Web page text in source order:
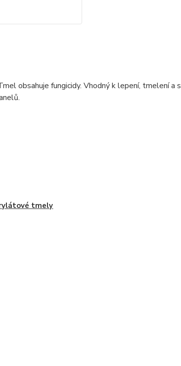
obsahuje fungicidy. Vhodný k lepení, tmelení a
tmely